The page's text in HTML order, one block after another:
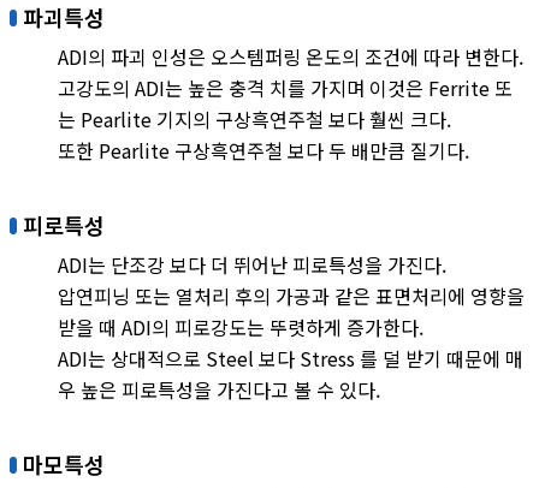
파괴특성
ADI의 파괴 인성은 오스템퍼링 온도의 조건에 따라 변한다.
고강도의 ADI는 높은 충격 치를 가지며 이것은 Ferrite 또
는 Pearlite 기지의 구상흑연주철 보다 훨씬 크다.
또한 Pearlite 구상흑연주철 보다 두 배만큼 질기다.
피로특성
ADI는 단조강 보다 더 뛰어난 피로특성을 가진다.
압연피닝 또는 열처리 후의 가공과 같은 표면처리에 영향을
받을 때 ADI의 피로강도는 뚜렷하게 증가한다.
ADI는 상대적으로 Steel 보다 Stress 를 덜 받기 때문에 매
우 높은 피로특성을 가진다고 볼 수 있다.
마모특성